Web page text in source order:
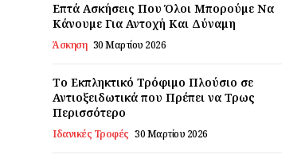
Επτά Ασκήσεις Που Όλοι Μπορούμε Να
Κάνουμε Για Αντοχή Και Δύναμη
Άσκηση 30 Μαρτίου 2026
Το Εκπληκτικό Τρόφιμο Πλούσιο σε
Αντιοξειδωτικά που Πρέπει να Τρως
Περισσότερο
Ιδανικές Τροφές 30 Μαρτίου 2026